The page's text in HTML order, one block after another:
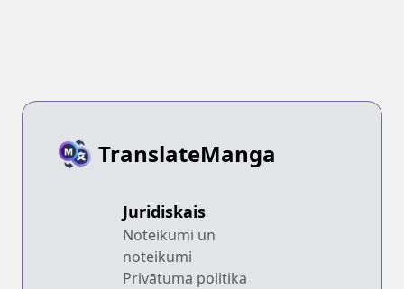
TranslateManga
Juridiskais
Noteikumi un
noteikumi
Privātuma politika